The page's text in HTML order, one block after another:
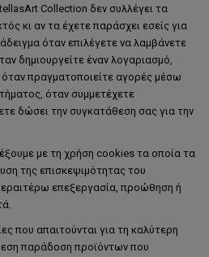
Collection δεν συλλέγει τα
κι αν τα έχετε παράσχει εσείς για
όταν επιλέγετε να λαμβάνετε
δημιουργείτε έναν λογαριασμό,
όταν πραγματοποιείτε αγορές μέσω
όταν συμμετέχετε
δώσει την συγκατάθεση σας για την
με τη χρήση cookies τα οποία τα
της επισκεψιμότητας του
επεξεργασία, προώθηση ή
που απαιτούνται για τη καλύτερη
παράδοση προϊόντων που